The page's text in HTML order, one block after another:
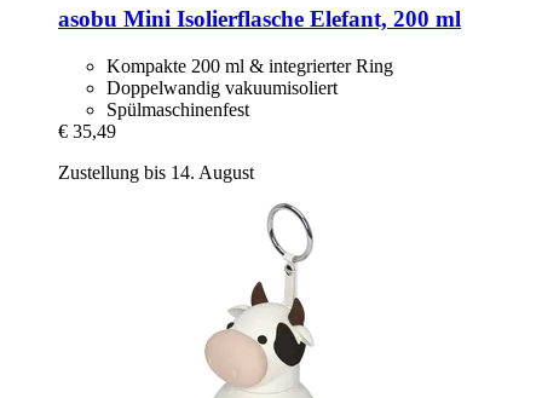
asobu Mini Isolierflasche Elefant, 200 ml
Kompakte 200 ml & integrierter Ring
Doppelwandig vakuumisoliert
Spülmaschinenfest
€ 35,49
Zustellung bis 14. August